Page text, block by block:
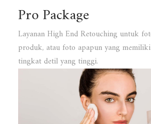
Pro Package
Layanan High End Retouching untuk
produk, atau foto apapun yang
tingkat detil yang tinggi.